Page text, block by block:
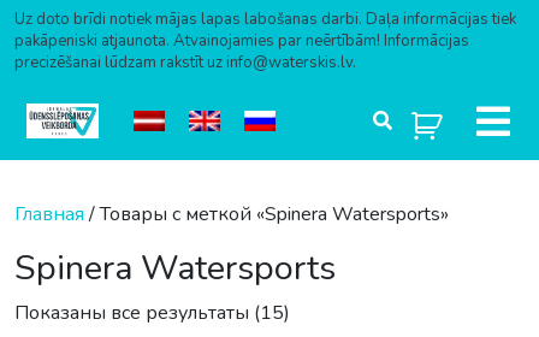
Uz doto brīdi notiek mājas lapas labošanas darbi. Daļa informācijas tiek
pakāpeniski atjaunota. Atvainojamies par neērtībām! Informācijas
precizēšanai lūdzam rakstīt uz info@waterskis.lv.
Главная/ Товары с меткой «Spinera Watersports»
Spinera Watersports
Показаны все результаты (15)